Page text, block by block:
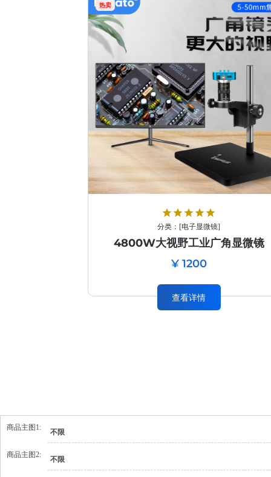
热卖
star star star star star
分类： [电子显微镜]
4800W大视野工业广角显微镜
¥ 1200
查看详情
商品主图1:
不限
商品主图2:
不限